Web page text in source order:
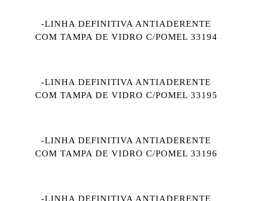
-LINHA DEFINITIVA ANTIADERENTE
COM TAMPA DE VIDRO C/POMEL 33194
-LINHA DEFINITIVA ANTIADERENTE
COM TAMPA DE VIDRO C/POMEL 33195
-LINHA DEFINITIVA ANTIADERENTE
COM TAMPA DE VIDRO C/POMEL 33196
-LINHA DEFINITIVA ANTIADERENTE